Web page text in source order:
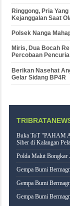
Ringgong, Pria
Kejanggalan Saat
Polsek Nanga
Miris, Dua Bocah
Percobaan
Berikan Nasehat
Gelar Sidang BP4R
Buka ToT "PAHAM
Siber di Kalangan
Polda Malut Bongkar
Gempa Bumi
Gempa Bumi
Gempa Bumi